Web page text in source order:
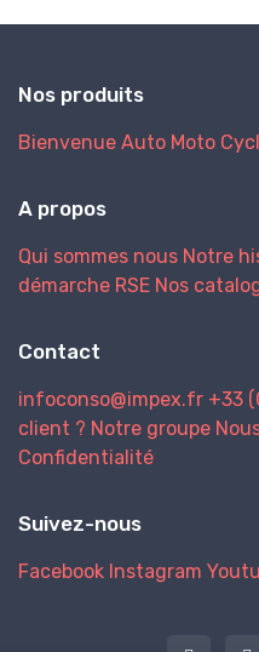
Nos produits
Bienvenue Auto Moto
A propos
Qui sommes nous Notre
démarche RSE Nos
Contact
infoconso@impex.fr +33
client ? Notre groupe
Confidentialité
Suivez-nous
Facebook Instagram